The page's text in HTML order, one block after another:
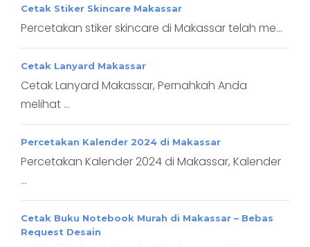
Cetak Stiker Skincare Makassar
Percetakan stiker skincare di Makassar telah me...
Cetak Lanyard Makassar
Cetak Lanyard Makassar, Pernahkah Anda
melihat ...
Percetakan Kalender 2024 di Makassar
Percetakan Kalender 2024 di Makassar, Kalender
...
Cetak Buku Notebook Murah di Makassar – Bebas
Request Desain